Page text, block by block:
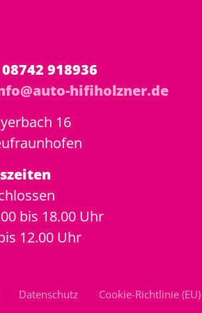
918936
hifiholzner.de
16
bis 18.00 Uhr
12.00 Uhr
Datenschutz Cookie-Richtlinie (EU)